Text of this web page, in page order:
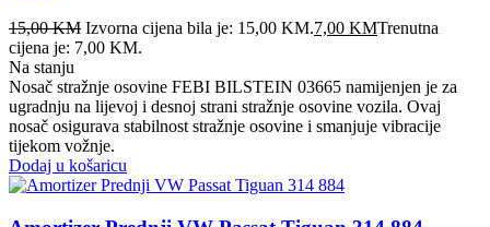
15,00KM Izvorna cijena bila je: 15,00 KM.7,00 KMTrenutna
cijena je: 7,00 KM.
Na stanju
​Nosač stražnje osovine FEBI BILSTEIN 03665 namijenjen je za
ugradnju na lijevoj i desnoj strani stražnje osovine vozila. Ovaj
nosač osigurava stabilnost stražnje osovine i smanjuje vibracije
tijekom vožnje.
Dodaj u košaricu